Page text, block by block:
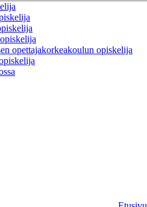
opettajakorkeakoulun opiskelija